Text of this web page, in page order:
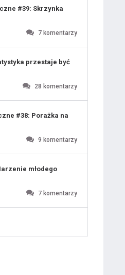
#39: Skrzynka
7 komentarzy
przestaje być
28 komentarzy
#38: Porażka na
9 komentarzy
młodego
7 komentarzy